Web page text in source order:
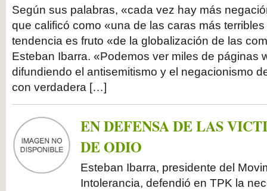
Según sus palabras, «cada vez hay más
que calificó como «una de las caras más
tendencia es fruto «de la globalización de las
Esteban Ibarra. «Podemos ver miles de páginas
difundiendo el antisemitismo y el negacionismo
con verdadera […]
EN DEFENSA DE LAS
DE ODIO
Esteban Ibarra, presidente del
Intolerancia, defendió en TPK la